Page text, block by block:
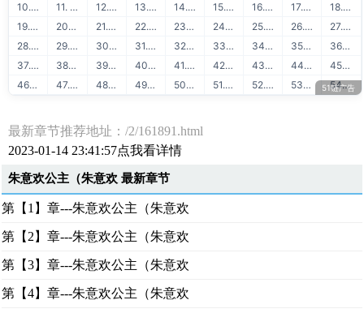
10. 51学堂编程教程
11. 88API身份证识别 12. 51链泛目录出租 13. 51学堂SEO教程 14. 88API银行卡识别 15. 51链网站出售 16. 51学堂建站教程 17. 88API名片识别
18. 51链广告联盟
19. 51学堂精品推荐
20. 88API营业执照识别 21. 51链出租广告位 22. 51链站长赚钱 23. 51学堂运营干货 24. 88API行驶证识别 25. 51链软文出售 26. 51链流量出售
27. 88API驾驶证识别
28. 51链图文广告
29. 51链购买友链 30. 88API车牌号识别 31. 51链免费换链 32. 51链网站目录 33. 88API车架号识别 34. 51链网站转让 35. 51链软文外链
36. 88API通用文本识别
37. 51链网站排行
38. 51链友链检测 39. 88API二维码识别 40. 51学堂Java教程 41. 51学堂Python教程 42. 88API快递地址解析 43. 51学堂Golang教程 44. 51学堂前端开发
45. 88API OCR识别
46. 51学堂AI人工智能
47. 51学堂云计算运维 48. 51学堂出售源码 49. 51学堂SVIP会员 50. 51学堂IT教程 51. 51学堂大数据 52. 51链友链交换 53. 51链流量联盟 54. 51学堂在线学习
51链广告
最新章节推荐地址：/2/161891.html
2023-01-14 23:41:57点我看详情
朱意欢公主（朱意欢 最新章节
第【1】章---朱意欢公主（朱意欢
第【2】章---朱意欢公主（朱意欢
第【3】章---朱意欢公主（朱意欢
第【4】章---朱意欢公主（朱意欢